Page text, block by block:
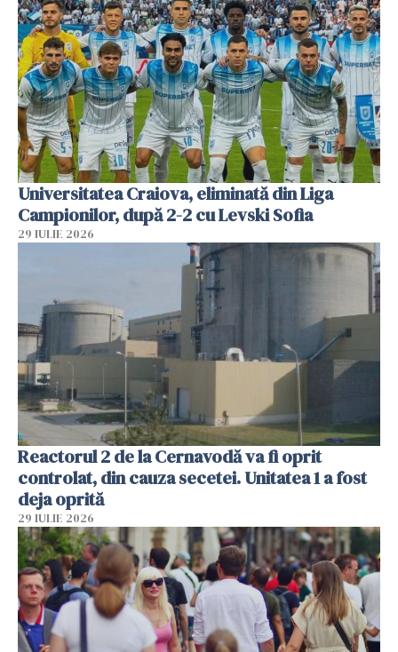
Universitatea Craiova, eliminată din Liga
Campionilor, după 2-2 cu Levski Sofia
29 IULIE 2026
Reactorul 2 de la Cernavodă va fi oprit
controlat, din cauza secetei. Unitatea 1 a fost
deja oprită
29 IULIE 2026